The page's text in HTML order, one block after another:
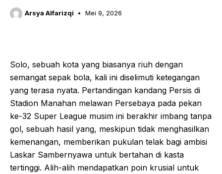
Arsya Alfarizqi Mei 9, 2026
Solo, sebuah kota yang biasanya riuh dengan
semangat sepak bola, kali ini diselimuti ketegangan
yang terasa nyata. Pertandingan kandang Persis di
Stadion Manahan melawan Persebaya pada pekan
ke-32 Super League musim ini berakhir imbang tanpa
gol, sebuah hasil yang, meskipun tidak menghasilkan
kemenangan, memberikan pukulan telak bagi ambisi
Laskar Sambernyawa untuk bertahan di kasta
tertinggi. Alih-alih mendapatkan poin krusial untuk